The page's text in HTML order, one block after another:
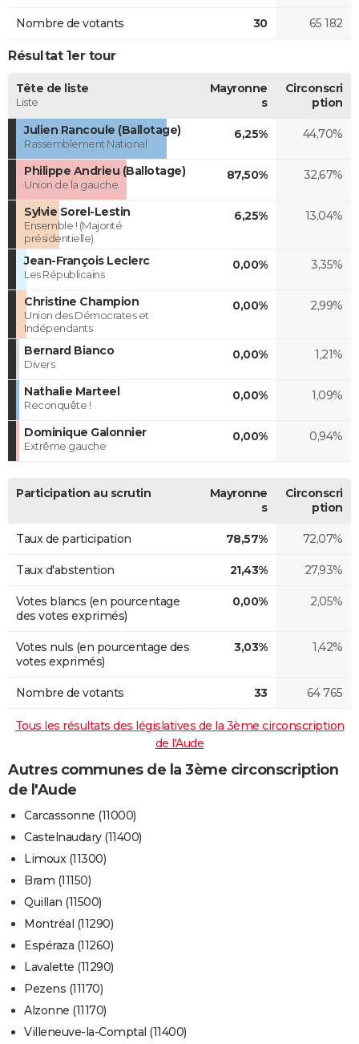
Nombre de votants 30 65 182
Résultat 1er tour
Tête de liste
Liste
Mayronne
s
Circonscri
ption
Julien Rancoule (Ballotage)
Rassemblement National
6,25% 44,70%
Philippe Andrieu (Ballotage)
Union de la gauche
87,50% 32,67%
Sylvie Sorel-Lestin
Ensemble ! (Majorité
présidentielle)
6,25% 13,04%
Jean-François Leclerc
Les Républicains
0,00% 3,35%
Christine Champion
Union des Démocrates et
Indépendants
0,00% 2,99%
Bernard Bianco
Divers
0,00% 1,21%
Nathalie Marteel
Reconquête !
0,00% 1,09%
Dominique Galonnier
Extrême gauche
0,00% 0,94%
Participation au scrutin
Mayronne
s
Circonscri
ption
Taux de participation 78,57% 72,07%
Taux d'abstention 21,43% 27,93%
Votes blancs (en pourcentage
des votes exprimés)
0,00% 2,05%
Votes nuls (en pourcentage des
votes exprimés)
3,03% 1,42%
Nombre de votants 33 64 765
Tous les résultats des législatives de la 3ème circonscription
de l'Aude
Autres communes de la 3ème circonscription
de l'Aude
Carcassonne (11000)
Castelnaudary (11400)
Limoux (11300)
Bram (11150)
Quillan (11500)
Montréal (11290)
Espéraza (11260)
Lavalette (11290)
Pezens (11170)
Alzonne (11170)
Villeneuve-la-Comptal (11400)